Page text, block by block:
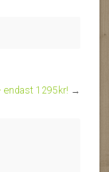
endast 1295kr! →